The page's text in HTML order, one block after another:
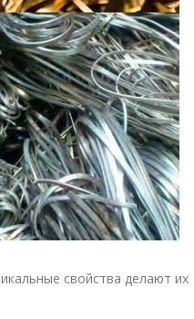
свойства делают их